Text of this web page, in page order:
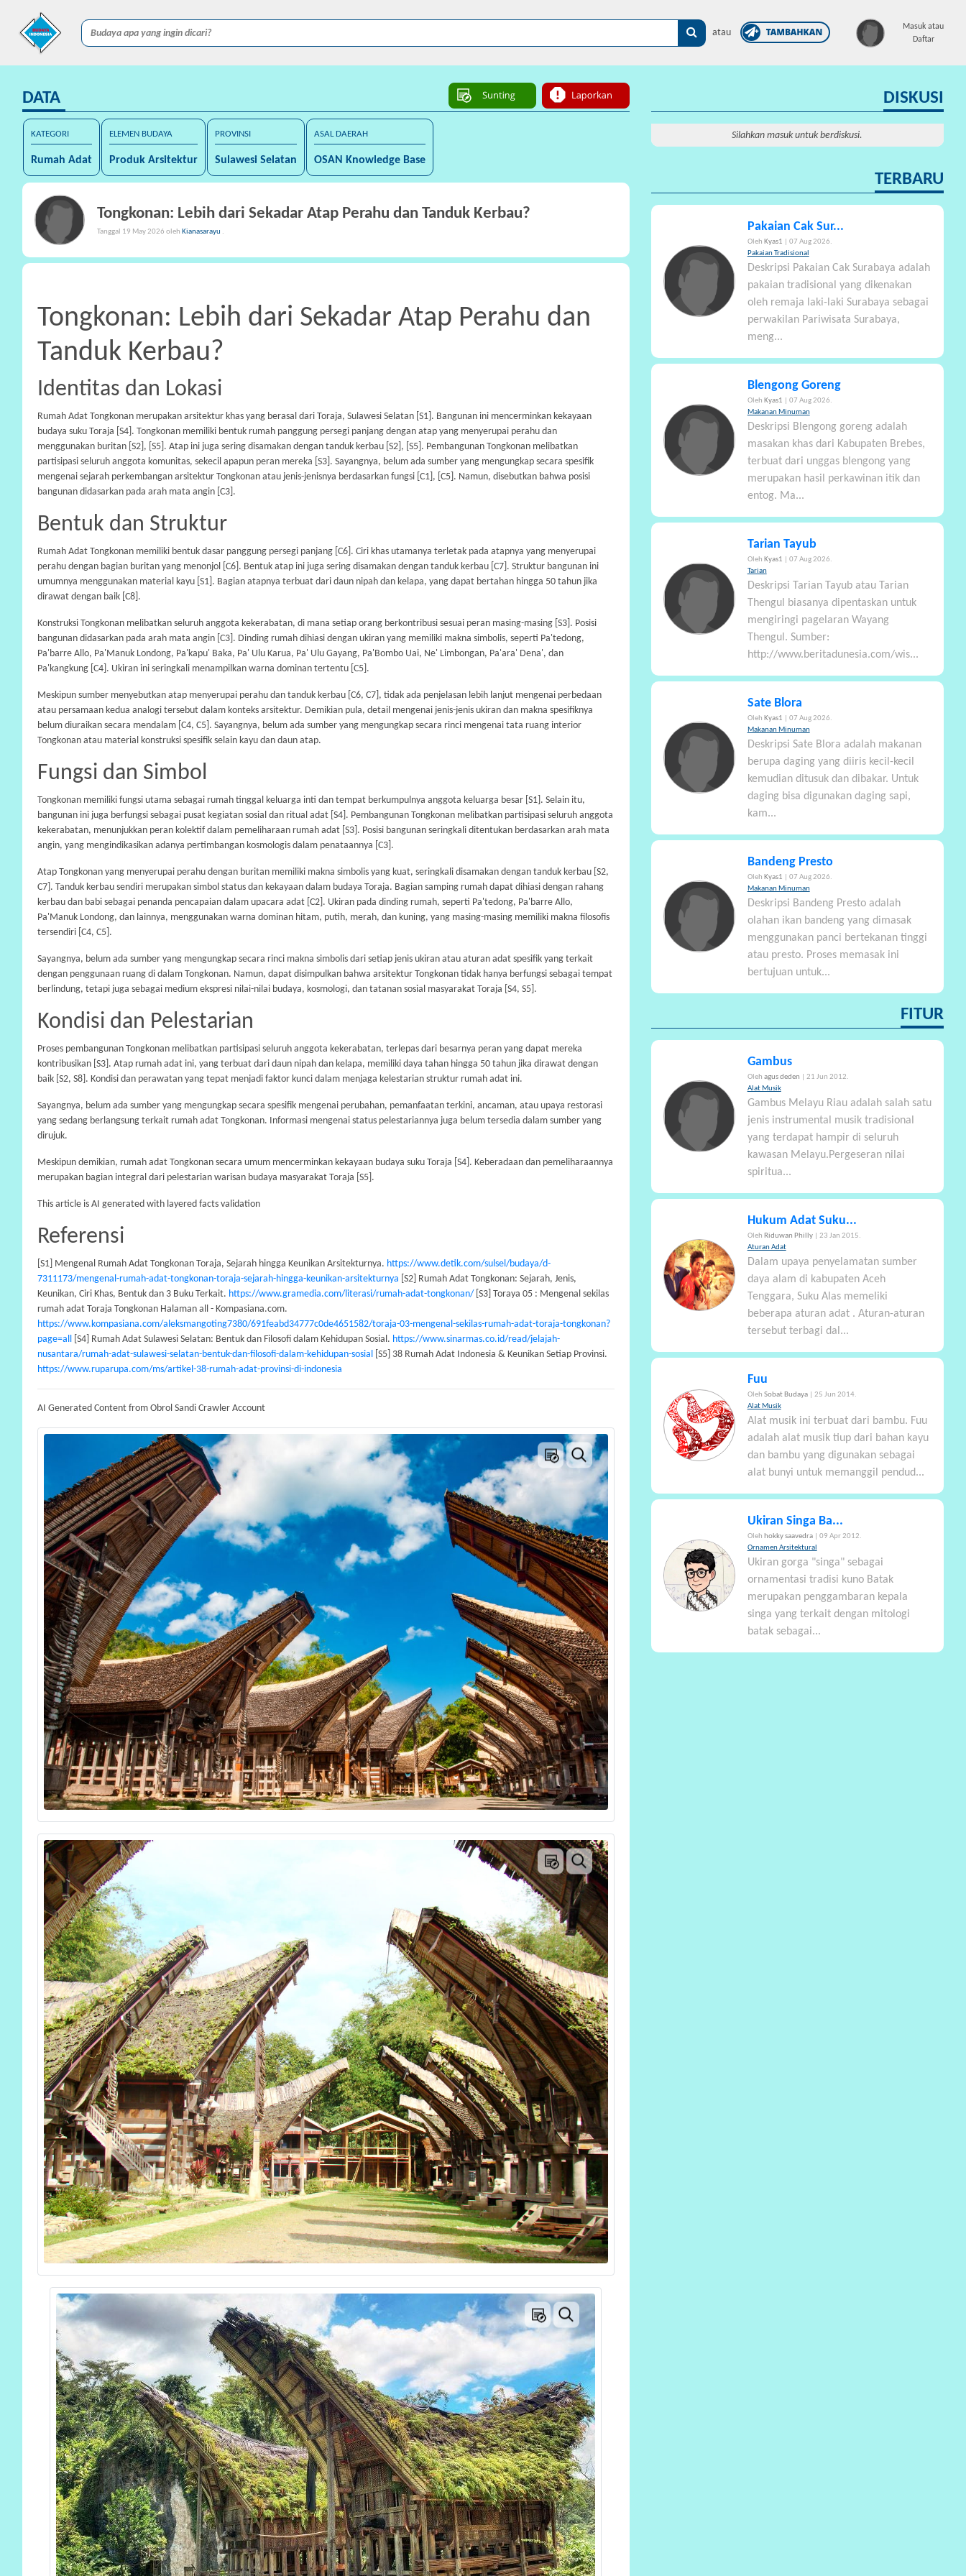
atau
Masuk atau
Daftar
×
DATA
KATEGORI
Rumah Adat
ELEMEN BUDAYA
Produk Arsitektur
PROVINSI
Sulawesi Selatan
ASAL DAERAH
OSAN Knowledge Base
Tongkonan: Lebih dari Sekadar Atap Perahu dan Tanduk Kerbau?
Tanggal 19 May 2026 oleh Kianasarayu .
Tongkonan: Lebih dari Sekadar Atap Perahu dan
Tanduk Kerbau?
Identitas dan Lokasi
Rumah Adat Tongkonan merupakan arsitektur khas yang berasal dari Toraja, Sulawesi Selatan [S1]. Bangunan ini mencerminkan kekayaan
budaya suku Toraja [S4]. Tongkonan memiliki bentuk rumah panggung persegi panjang dengan atap yang menyerupai perahu dan
menggunakan buritan [S2], [S5]. Atap ini juga sering disamakan dengan tanduk kerbau [S2], [S5]. Pembangunan Tongkonan melibatkan
partisipasi seluruh anggota komunitas, sekecil apapun peran mereka [S3]. Sayangnya, belum ada sumber yang mengungkap secara spesifik
mengenai sejarah perkembangan arsitektur Tongkonan atau jenis-jenisnya berdasarkan fungsi [C1], [C5]. Namun, disebutkan bahwa posisi
bangunan didasarkan pada arah mata angin [C3].
Bentuk dan Struktur
Rumah Adat Tongkonan memiliki bentuk dasar panggung persegi panjang [C6]. Ciri khas utamanya terletak pada atapnya yang menyerupai
perahu dengan bagian buritan yang menonjol [C6]. Bentuk atap ini juga sering disamakan dengan tanduk kerbau [C7]. Struktur bangunan ini
umumnya menggunakan material kayu [S1]. Bagian atapnya terbuat dari daun nipah dan kelapa, yang dapat bertahan hingga 50 tahun jika
dirawat dengan baik [C8].
Konstruksi Tongkonan melibatkan seluruh anggota kekerabatan, di mana setiap orang berkontribusi sesuai peran masing-masing [S3]. Posisi
bangunan didasarkan pada arah mata angin [C3]. Dinding rumah dihiasi dengan ukiran yang memiliki makna simbolis, seperti Pa'tedong,
Pa'barre Allo, Pa'Manuk Londong, Pa'kapu' Baka, Pa' Ulu Karua, Pa' Ulu Gayang, Pa'Bombo Uai, Ne' Limbongan, Pa'ara' Dena', dan
Pa'kangkung [C4]. Ukiran ini seringkali menampilkan warna dominan tertentu [C5].
Meskipun sumber menyebutkan atap menyerupai perahu dan tanduk kerbau [C6, C7], tidak ada penjelasan lebih lanjut mengenai perbedaan
atau persamaan kedua analogi tersebut dalam konteks arsitektur. Demikian pula, detail mengenai jenis-jenis ukiran dan makna spesifiknya
belum diuraikan secara mendalam [C4, C5]. Sayangnya, belum ada sumber yang mengungkap secara rinci mengenai tata ruang interior
Tongkonan atau material konstruksi spesifik selain kayu dan daun atap.
Fungsi dan Simbol
Tongkonan memiliki fungsi utama sebagai rumah tinggal keluarga inti dan tempat berkumpulnya anggota keluarga besar [S1]. Selain itu,
bangunan ini juga berfungsi sebagai pusat kegiatan sosial dan ritual adat [S4]. Pembangunan Tongkonan melibatkan partisipasi seluruh anggota
kekerabatan, menunjukkan peran kolektif dalam pemeliharaan rumah adat [S3]. Posisi bangunan seringkali ditentukan berdasarkan arah mata
angin, yang mengindikasikan adanya pertimbangan kosmologis dalam penataannya [C3].
Atap Tongkonan yang menyerupai perahu dengan buritan memiliki makna simbolis yang kuat, seringkali disamakan dengan tanduk kerbau [S2,
C7]. Tanduk kerbau sendiri merupakan simbol status dan kekayaan dalam budaya Toraja. Bagian samping rumah dapat dihiasi dengan rahang
kerbau dan babi sebagai penanda pencapaian dalam upacara adat [C2]. Ukiran pada dinding rumah, seperti Pa'tedong, Pa'barre Allo,
Pa'Manuk Londong, dan lainnya, menggunakan warna dominan hitam, putih, merah, dan kuning, yang masing-masing memiliki makna filosofis
tersendiri [C4, C5].
Sayangnya, belum ada sumber yang mengungkap secara rinci makna simbolis dari setiap jenis ukiran atau aturan adat spesifik yang terkait
dengan penggunaan ruang di dalam Tongkonan. Namun, dapat disimpulkan bahwa arsitektur Tongkonan tidak hanya berfungsi sebagai tempat
berlindung, tetapi juga sebagai medium ekspresi nilai-nilai budaya, kosmologi, dan tatanan sosial masyarakat Toraja [S4, S5].
Kondisi dan Pelestarian
Proses pembangunan Tongkonan melibatkan partisipasi seluruh anggota kekerabatan, terlepas dari besarnya peran yang dapat mereka
kontribusikan [S3]. Atap rumah adat ini, yang terbuat dari daun nipah dan kelapa, memiliki daya tahan hingga 50 tahun jika dirawat dengan
baik [S2, S8]. Kondisi dan perawatan yang tepat menjadi faktor kunci dalam menjaga kelestarian struktur rumah adat ini.
Sayangnya, belum ada sumber yang mengungkap secara spesifik mengenai perubahan, pemanfaatan terkini, ancaman, atau upaya restorasi
yang sedang berlangsung terkait rumah adat Tongkonan. Informasi mengenai status pelestariannya juga belum tersedia dalam sumber yang
dirujuk.
Meskipun demikian, rumah adat Tongkonan secara umum mencerminkan kekayaan budaya suku Toraja [S4]. Keberadaan dan pemeliharaannya
merupakan bagian integral dari pelestarian warisan budaya masyarakat Toraja [S5].
This article is AI generated with layered facts validation
Referensi
[S1] Mengenal Rumah Adat Tongkonan Toraja, Sejarah hingga Keunikan Arsitekturnya. https://www.detik.com/sulsel/budaya/d-
7311173/mengenal-rumah-adat-tongkonan-toraja-sejarah-hingga-keunikan-arsitekturnya [S2] Rumah Adat Tongkonan: Sejarah, Jenis,
Keunikan, Ciri Khas, Bentuk dan 3 Buku Terkait. https://www.gramedia.com/literasi/rumah-adat-tongkonan/ [S3] Toraya 05 : Mengenal sekilas
rumah adat Toraja Tongkonan Halaman all - Kompasiana.com.
https://www.kompasiana.com/aleksmangoting7380/691feabd34777c0de4651582/toraja-03-mengenal-sekilas-rumah-adat-toraja-tongkonan?
page=all [S4] Rumah Adat Sulawesi Selatan: Bentuk dan Filosofi dalam Kehidupan Sosial. https://www.sinarmas.co.id/read/jelajah-
nusantara/rumah-adat-sulawesi-selatan-bentuk-dan-filosofi-dalam-kehidupan-sosial [S5] 38 Rumah Adat Indonesia & Keunikan Setiap Provinsi.
https://www.ruparupa.com/ms/artikel-38-rumah-adat-provinsi-di-indonesia
AI Generated Content from Obrol Sandi Crawler Account
DISKUSI
Silahkan masuk untuk berdiskusi.
TERBARU
Pakaian Cak Sur...
Oleh Kyas1
| 07 Aug 2026.
Pakaian Tradisional
Deskripsi Pakaian Cak Surabaya adalah
pakaian tradisional yang dikenakan
oleh remaja laki-laki Surabaya sebagai
perwakilan Pariwisata Surabaya,
meng...
Blengong Goreng
Oleh Kyas1
| 07 Aug 2026.
Makanan Minuman
Deskripsi Blengong goreng adalah
masakan khas dari Kabupaten Brebes,
terbuat dari unggas blengong yang
merupakan hasil perkawinan itik dan
entog. Ma...
Tarian Tayub
Oleh Kyas1
| 07 Aug 2026.
Tarian
Deskripsi Tarian Tayub atau Tarian
Thengul biasanya dipentaskan untuk
mengiringi pagelaran Wayang
Thengul. Sumber:
http://www.beritadunesia.com/wis...
Sate Blora
Oleh Kyas1
| 07 Aug 2026.
Makanan Minuman
Deskripsi Sate Blora adalah makanan
berupa daging yang diiris kecil-kecil
kemudian ditusuk dan dibakar. Untuk
daging bisa digunakan daging sapi,
kam...
Bandeng Presto
Oleh Kyas1
| 07 Aug 2026.
Makanan Minuman
Deskripsi Bandeng Presto adalah
olahan ikan bandeng yang dimasak
menggunakan panci bertekanan tinggi
atau presto. Proses memasak ini
bertujuan untuk...
FITUR
Gambus
Oleh agus deden
| 21 Jun 2012.
Alat Musik
Gambus Melayu Riau adalah salah satu
jenis instrumental musik tradisional
yang terdapat hampir di seluruh
kawasan Melayu.Pergeseran nilai
spiritua...
Hukum Adat Suku...
Oleh Riduwan Philly
| 23 Jan 2015.
Aturan Adat
Dalam upaya penyelamatan sumber
daya alam di kabupaten Aceh
Tenggara, Suku Alas memeliki
beberapa aturan adat . Aturan-aturan
tersebut terbagi dal...
Fuu
Oleh Sobat Budaya
| 25 Jun 2014.
Alat Musik
Alat musik ini terbuat dari bambu. Fuu
adalah alat musik tiup dari bahan kayu
dan bambu yang digunakan sebagai
alat bunyi untuk memanggil pendud...
Ukiran Singa Ba...
Oleh hokky saavedra
| 09 Apr 2012.
Ornamen Arsitektural
Ukiran gorga "singa" sebagai
ornamentasi tradisi kuno Batak
merupakan penggambaran kepala
singa yang terkait dengan mitologi
batak sebagai...